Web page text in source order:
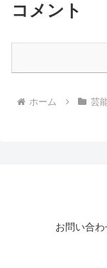
コメント
ホーム 芸
お問い合わ